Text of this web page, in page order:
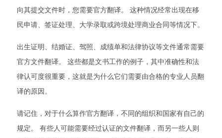
向其提交文件时，您需要官方翻译。 这种情况经常出现在移
民申请、签证处理、大学录取或跨境处理商业合同等情况下。
出生证明、结婚证、驾照、成绩单和法律协议等文件通常需要
官方文件翻译。 这些都是文书工作的例子，其中准确性和法
律认可度很重要，这就是为什么它们需要由合格的专业人员翻
译的原因。
请记住，对于什么算作官方翻译，不同的组织和国家有自己的
规定。 有些人可能需要经过认证的文件翻译，而另一些人则